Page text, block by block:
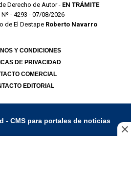
Derecho de Autor - EN TRÁMITE
- 4293 - 07/08/2026
de El Destape Roberto Navarro
Y CONDICIONES
DE PRIVACIDAD
COMERCIAL
EDITORIAL
- CMS para portales de noticias